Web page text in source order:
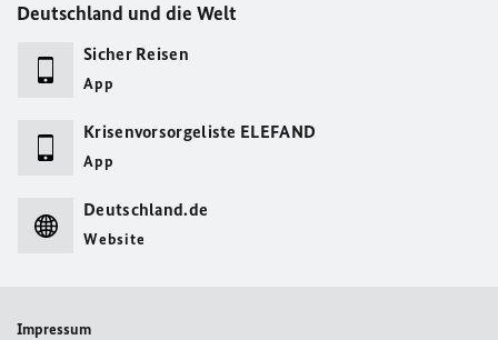
Deutschland und die Welt
Sicher Reisen
App
Krisenvorsorgeliste ELEFAND
App
Deutschland.de
Website
Impressum